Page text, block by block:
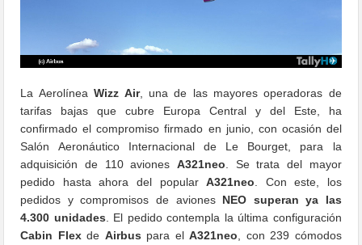
La AerolíneaWizz Air, una de las mayores operadoras de
tarifas bajas que cubre Europa Central y del Este, ha
confirmado el compromiso firmado en junio, con ocasión del
Salón Aeronáutico Internacional de Le Bourget, para la
adquisición de 110 aviones A321neo . Se trata del mayor
pedido hasta ahora del popularA321neo . Con este, los
pedidos y compromisos de aviones NEO superan ya las
4.300 unidades . El pedido contempla la última configuración
Cabin Flexde Airbus para elA321neo , con 239 cómodos